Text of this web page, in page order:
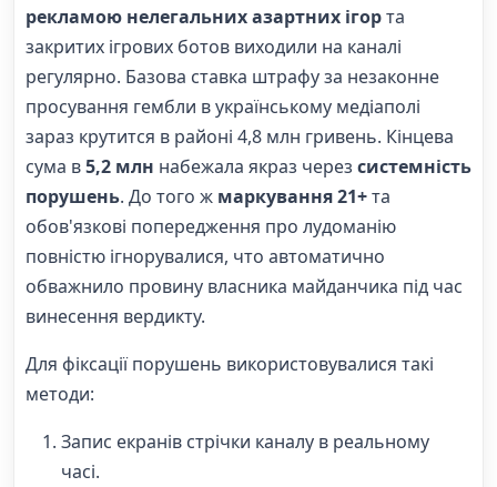
рекламою нелегальних азартних ігорта
закритих ігрових ботов виходили на каналі
регулярно. Базова ставка штрафу за незаконне
просування гембли в українському медіаполі
зараз крутится в районі 4,8 млн гривень. Кінцева
сума в5,2 млн набежала якраз через системність
порушень. До того ж маркування 21+та
обов'язкові попередження про лудоманію
повністю ігнорувалися, что автоматично
обважнило провину власника майданчика під час
винесення вердикту.
Для фіксації порушень використовувалися такі
методи:
Запис екранів стрічки каналу в реальному
часі.